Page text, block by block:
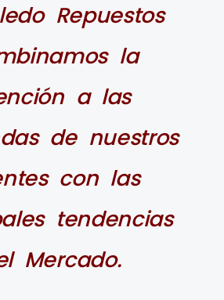
Repuestos
la
a las
de nuestros
con las
tendencias
Mercado.